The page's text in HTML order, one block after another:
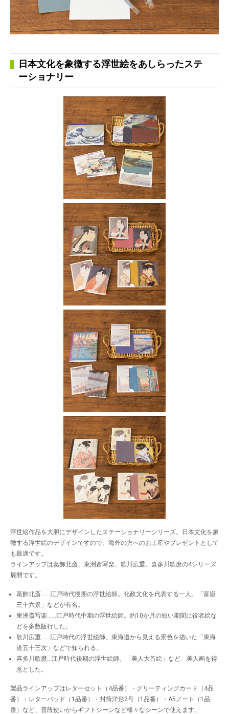
日本文化を象徴する浮世絵をあしらったステ
ーショナリー
浮世絵作品を大胆にデザインしたステーショナリーシリーズ。日本文化を象
徴する浮世絵のデザインですので、海外の方へのお土産やプレゼントとして
も最適です。
ラインアップは葛飾北斎、東洲斎写楽、歌川広重、喜多川歌麿の4シリーズ
展開です。
葛飾北斎……江戸時代後期の浮世絵師。化政文化を代表する一人。「富嶽
三十六景」などが有名。
東洲斎写楽……江戸時代中期の浮世絵師。約10か月の短い期間に役者絵な
どを多数版行した。
歌川広重……江戸時代の浮世絵師。東海道から見える景色を描いた「東海
道五十三次」などで知られる。
喜多川歌麿…江戸時代後期の浮世絵師。「美人大首絵」など、美人画を得
意とした。
製品ラインアップはレターセット（4品番）・グリーティングカード（4品
番）・レターパッド（1品番）・封筒洋形2号（1品番）・A5ノート（1品
番）など、普段使いからギフトシーンなど様々なシーンで使えます。